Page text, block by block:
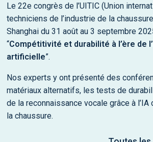
Le 22e congrès de l’UITIC (Union
techniciens de l’industrie de la
Shanghai du 31 août au 3 septembre
“Compétitivité et durabilité à l’ère de
artificielle”.
Nos experts y ont présenté des
matériaux alternatifs, les tests de
de la reconnaissance vocale grâce à l’IA
la chaussure.